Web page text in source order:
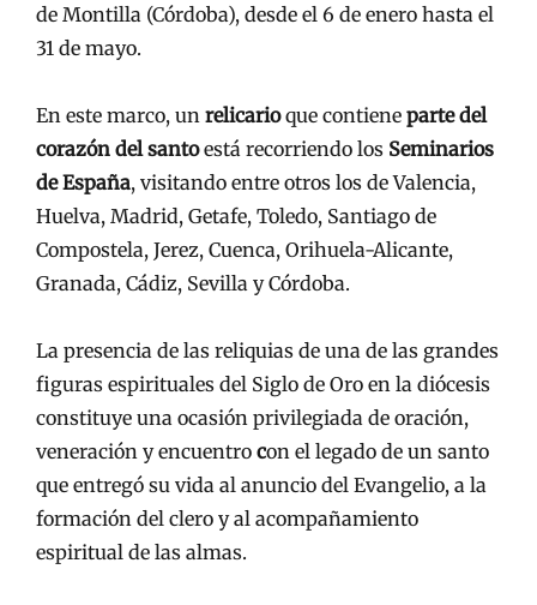
de Montilla (Córdoba), desde el 6 de enero hasta el
31 de mayo.
En este marco, un relicarioque contiene parte del
corazón del santoestá recorriendo los Seminarios
de España, visitando entre otros los de Valencia,
Huelva, Madrid, Getafe, Toledo, Santiago de
Compostela, Jerez, Cuenca, Orihuela-Alicante,
Granada, Cádiz, Sevilla y Córdoba.
La presencia de las reliquias de una de las grandes
figuras espirituales del Siglo de Oro en la diócesis
constituye una ocasión privilegiada de oración,
veneración y encuentro con el legado de un santo
que entregó su vida al anuncio del Evangelio, a la
formación del clero y al acompañamiento
espiritual de las almas.